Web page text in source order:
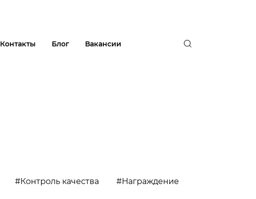
Контакты Блог Вакансии
#Контроль качества #Награждение